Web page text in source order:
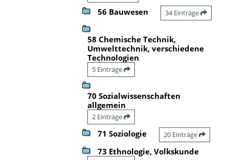
56 Bauwesen 34 Einträge
58 Chemische Technik,
Umwelttechnik, verschiedene
Technologien
5 Einträge
70 Sozialwissenschaften
allgemein
2 Einträge
71 Soziologie 20 Einträge
73 Ethnologie, Volkskunde